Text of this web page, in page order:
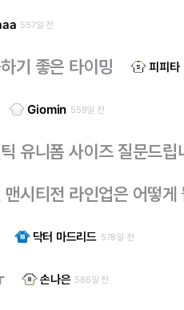
557일 전
기 좋은 타이밍 피피타
Giomin 559일 전
유니폼 사이즈 질문드립
시티전 라인업은 어떻게
닥터 마드리드 578일 전
손나은 586일 전